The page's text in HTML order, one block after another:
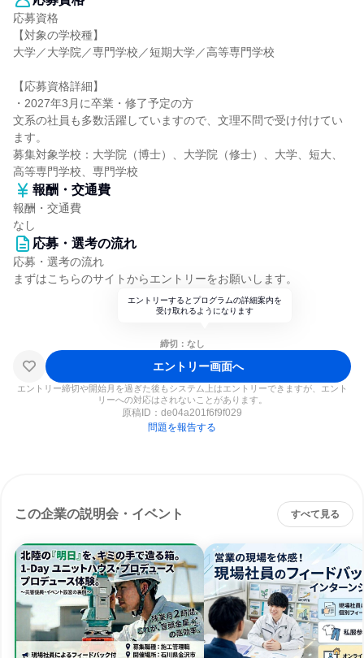
応募資格
【対象の学校種】
大学／大学院／専門学校／短期大学／高等専門学校
【応募資格詳細】
・2027年3月に卒業・修了予定の方
文系の社員も多数活躍していますので、文理不問で受け付けてい
ます。
募集対象学校：大学院（博士）、大学院（修士）、大学、短大、
高等専門学校、専門学校
報酬・交通費
報酬・交通費
なし
応募・選考の流れ
応募・選考の流れ
まずはこちらのサイトからエントリーをお願いします。
エントリーするとプログラムの詳細案内を
受け取れるようになります
締切：なし
エントリー画面へ
エントリー締切や開始月を過ぎた後もシステム上はエントリーできますが、エント
リーへの対応はされないことがあります。
原稿ID： de04a201f6f9f029
問題を報告する
この企業の説明会・イベント すべて見る